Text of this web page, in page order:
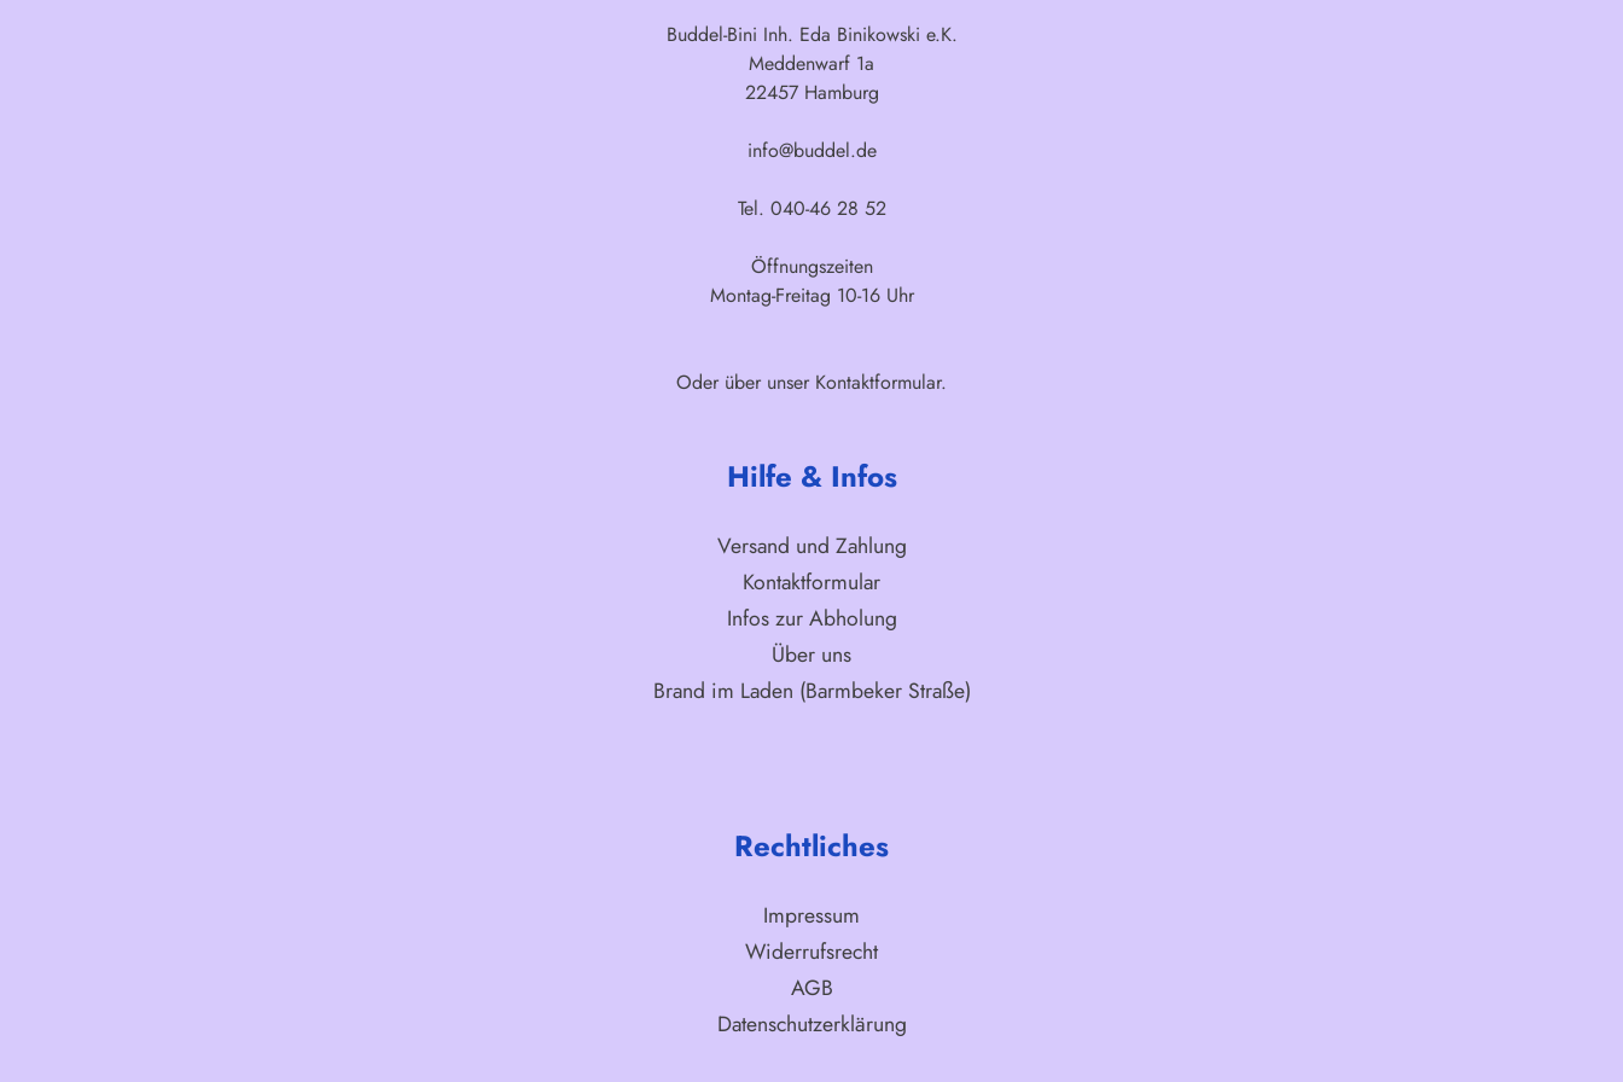
Buddel-Bini Inh. Eda Binikowski e.K.
Meddenwarf 1a
22457 Hamburg
info@buddel.de
Tel. 040-46 28 52
Öffnungszeiten
Montag-Freitag 10-16 Uhr
Oder über unser Kontaktformular.
Hilfe & Infos
Versand und Zahlung
Kontaktformular
Infos zur Abholung
Über uns
Brand im Laden (Barmbeker Straße)
Rechtliches
Impressum
Widerrufsrecht
AGB
Datenschutzerklärung